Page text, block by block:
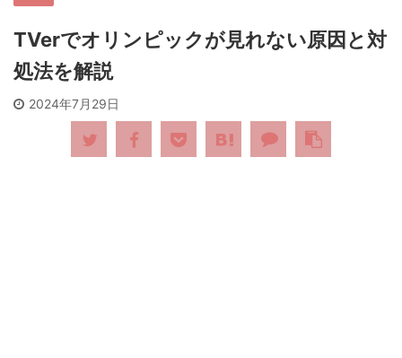
TVerでオリンピックが見れない原因と対
処法を解説
2024年7月29日